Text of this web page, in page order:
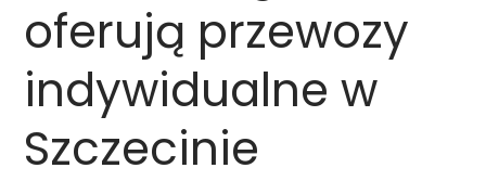
oferują przewozy
indywidualne w
Szczecinie